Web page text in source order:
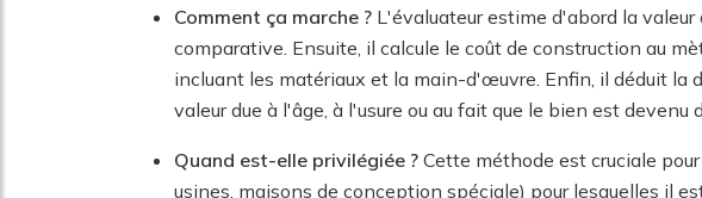
Comment ça marche ? L'évaluateur estime d'abord la
comparative. Ensuite, il calcule le coût de construction au
incluant les matériaux et la main-d'œuvre. Enfin, il déduit la
valeur due à l'âge, à l'usure ou au fait que le bien est devenu
Quand est-elle privilégiée ? Cette méthode est cruciale
usines, maisons de conception spéciale) pour lesquelles il